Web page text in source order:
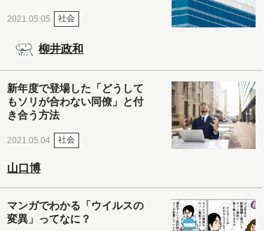
2021.05.05 社会
柳井政和
新年度で登場した「どうして
もソリが合わない同僚」と付
き合う方法
2021.05.04 社会
山口博
マンガでわかる「ウイルスの
変異」ってなに？